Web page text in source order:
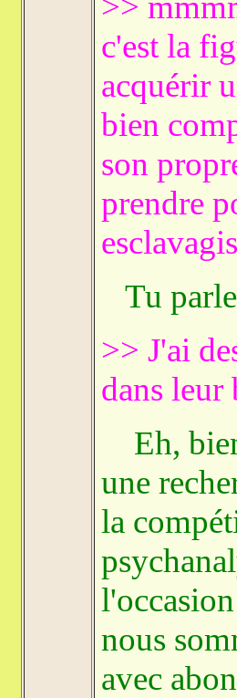
c'est la
acquérir
bien
son
prendre
Tu
>> J'ai
dans
Eh,
une
la
nous
avec